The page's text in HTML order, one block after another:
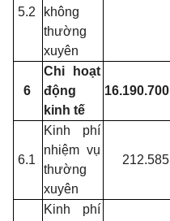
5.2
không
thường
xuyên
6
Chi hoạt
động
kinh tế
16.190.700
6.1
Kinh phí
nhiệm vụ
thường
xuyên
212.585
Kinh phí